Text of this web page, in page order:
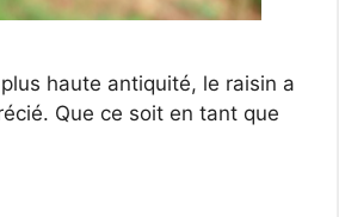
haute antiquité, le raisin a
Que ce soit en tant que